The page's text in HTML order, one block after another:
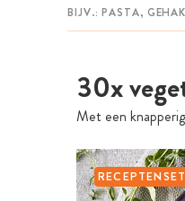
30x
Met een
RECEPTENSET